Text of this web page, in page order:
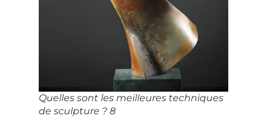
Quelles sont les meilleures techniques
de sculpture ? 8